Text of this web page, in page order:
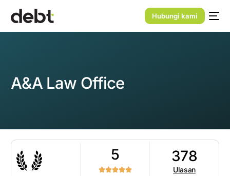
Hubungi kami
A&A Law Office
5 378
Ulasan